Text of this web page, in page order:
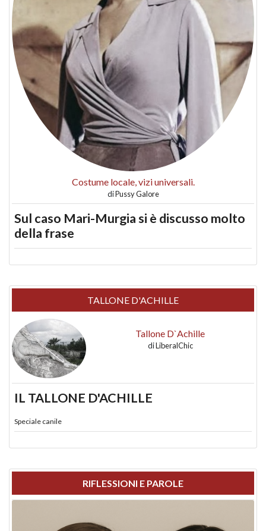
Costume locale, vizi universali.
diPussy Galore
Sul caso Mari-Murgia si è discusso molto
della frase
TALLONE D'ACHILLE
Tallone D`Achille
diLiberalChic
IL TALLONE D'ACHILLE
Speciale canile
RIFLESSIONI E PAROLE